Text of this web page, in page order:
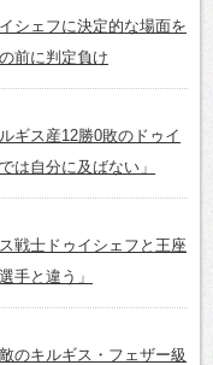
シェフに決定的な場面を
前に判定負け
ギス産12勝0敗のドゥイ
は自分に及ばない」
戦士ドゥイシェフと王座
手と違う」
のキルギス・フェザー級